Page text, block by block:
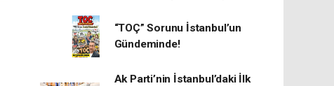
“TOÇ” Sorunu İstanbul’un
Gündeminde!
Ak Parti’nin İstanbul’daki İlk